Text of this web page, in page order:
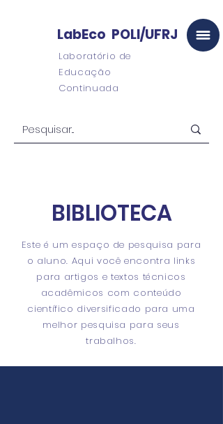
LabEco POLI/UFRJ
Laboratório de
Educação
Continuada
BIBLIOTECA
Este é um espaço de pesquisa para
o aluno. Aqui você encontra links
para artigos e textos técnicos
acadêmicos com conteúdo
científico diversificado para uma
melhor pesquisa para seus
trabalhos.